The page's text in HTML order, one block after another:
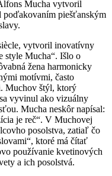
Mucha vytvoril
piešťanským
vytvoril inovatívny
style Mucha“. Išlo o
žena harmonicky
motívmi, často
Muchov štýl, ktorý
vyvinul ako vizuálny
Mucha neskôr napísal:
je reč“. V Muchovej
posolstva, zatiaľ čo
ktoré má čítať
používanie kvetinových
a ich posolstvá.